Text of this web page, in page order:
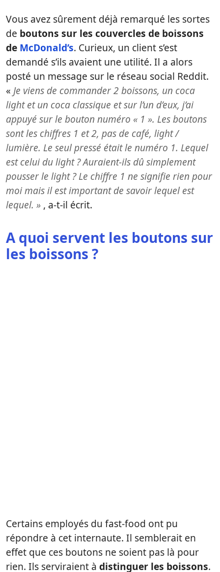
Vous avez sûrement déjà remarqué les sortes
de boutons sur les couvercles de boissons
de McDonald’s. Curieux, un client s’est
demandé s’ils avaient une utilité. Il a alors
posté un message sur le réseau social Reddit.
« Je viens de commander 2 boissons, un coca
light et un coca classique et sur l’un d’eux, j’ai
appuyé sur le bouton numéro « 1 ». Les boutons
sont les chiffres 1 et 2, pas de café, light /
lumière. Le seul pressé était le numéro 1. Lequel
est celui du light ? Auraient-ils dû simplement
pousser le light ? Le chiffre 1 ne signifie rien pour
moi mais il est important de savoir lequel est
lequel. » , a-t-il écrit.
A quoi servent les boutons sur
les boissons ?
Certains employés du fast-food ont pu
répondre à cet internaute. Il semblerait en
effet que ces boutons ne soient pas là pour
rien. Ils serviraient à distinguer les boissons.